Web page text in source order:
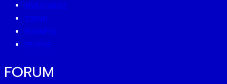
INVESTMENT
TREND
BUSINESS
PEOPLE
FORUM